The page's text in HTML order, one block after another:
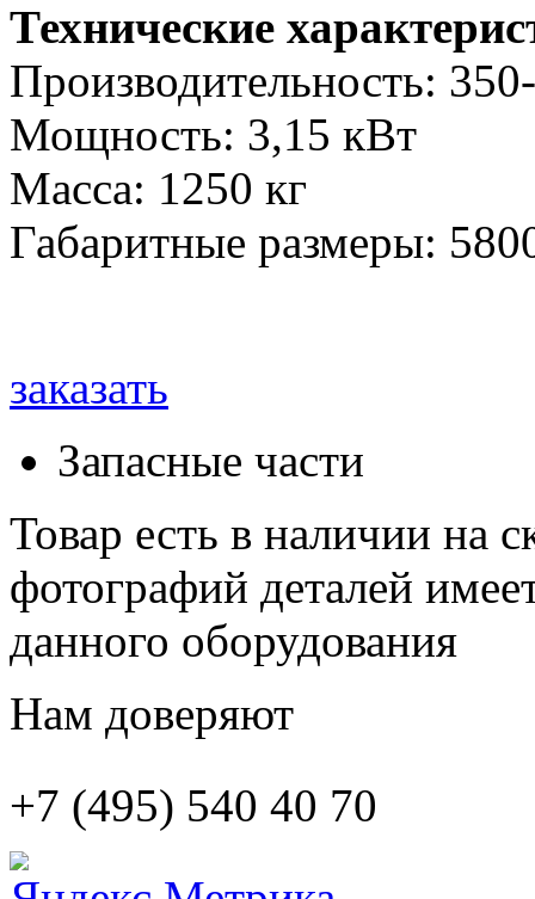
Технические
Производительность:
Мощность: 3,15 кВт
Масса: 1250 кг
Габаритные размеры:
заказать
Запасные части
Товар есть в наличии на
фотографий деталей
данного оборудования
Нам доверяют
+7 (495) 540 40 70